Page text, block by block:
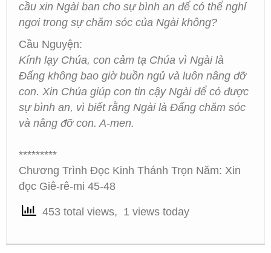
cầu xin Ngài ban cho sự bình an để có thể nghỉ
ngơi trong sự chăm sóc của Ngài không?
Cầu Nguyện:
Kính lạy Chúa, con cảm tạ Chúa vì Ngài là
Đấng không bao giờ buồn ngủ và luôn nâng đỡ
con. Xin Chúa giúp con tin cậy Ngài để có được
sự bình an, vì biết rằng Ngài là Đấng chăm sóc
và nâng đỡ con. A-men.
*********
Chương Trình Đọc Kinh Thánh Trọn Năm: Xin
đọc Giê-rê-mi 45-48
453 total views, 1 views today